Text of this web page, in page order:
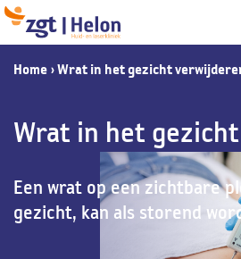
Home ›Wrat in het gezicht
Wrat in het
Een wrat op een zichtbare
gezicht, kan als storend